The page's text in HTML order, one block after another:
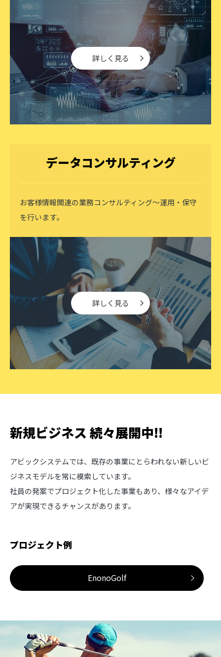
詳しく見る
データコンサルティング
お客様情報関連の業務コンサルティング～運用・保守
を行います。
詳しく見る
新規ビジネス 続々展開中!!
アビックシステムでは、既存の事業にとらわれない新しいビ
ジネスモデルを常に模索しています。
社員の発案でプロジェクト化した事業もあり、様々なアイデ
アが実現できるチャンスがあります。
プロジェクト例
EnonoGolf